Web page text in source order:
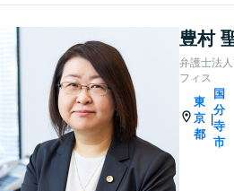
豊村
弁護士法
フィス
東
京
都
|
国
分
寺
市